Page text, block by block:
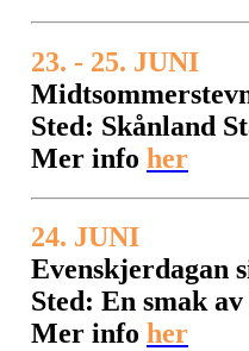
23. - 25. JUNI
Sted: Skånland
Mer info her
24. JUNI
Evenskjerdagan
Sted: En smak
Mer info her